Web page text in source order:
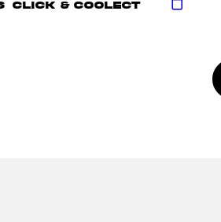
CLICK & COOLECT